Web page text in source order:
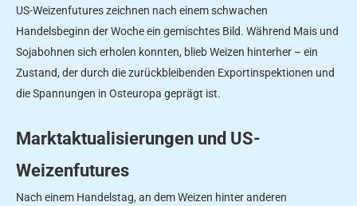
US-Weizenfutures zeichnen nach einem schwachen
Handelsbeginn der Woche ein gemischtes Bild. Während Mais und
Sojabohnen sich erholen konnten, blieb Weizen hinterher – ein
Zustand, der durch die zurückbleibenden Exportinspektionen und
die Spannungen in Osteuropa geprägt ist.
Marktaktualisierungen und US-
Weizenfutures
Nach einem Handelstag, an dem Weizen hinter anderen